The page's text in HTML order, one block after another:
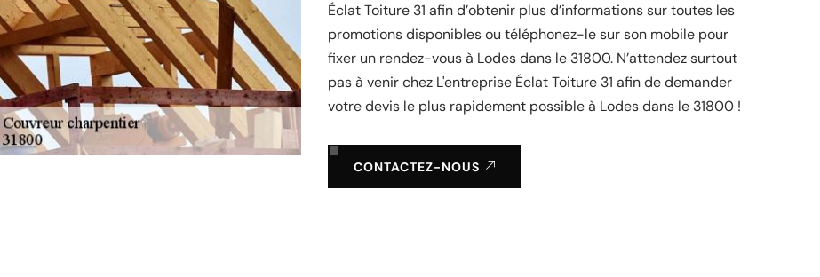
Éclat Toiture 31 afin d’obtenir plus d’informations sur toutes les
promotions disponibles ou téléphonez-le sur son mobile pour
fixer un rendez-vous à Lodes dans le 31800. N’attendez surtout
pas à venir chez L'entreprise Éclat Toiture 31 afin de demander
votre devis le plus rapidement possible à Lodes dans le 31800 !
CONTACTEZ-NOUS